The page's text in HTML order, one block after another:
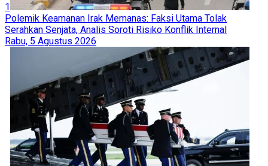
1
Polemik Keamanan Irak Memanas: Faksi Utama Tolak
Serahkan Senjata, Analis Soroti Risiko Konflik Internal
Rabu, 5 Agustus 2026